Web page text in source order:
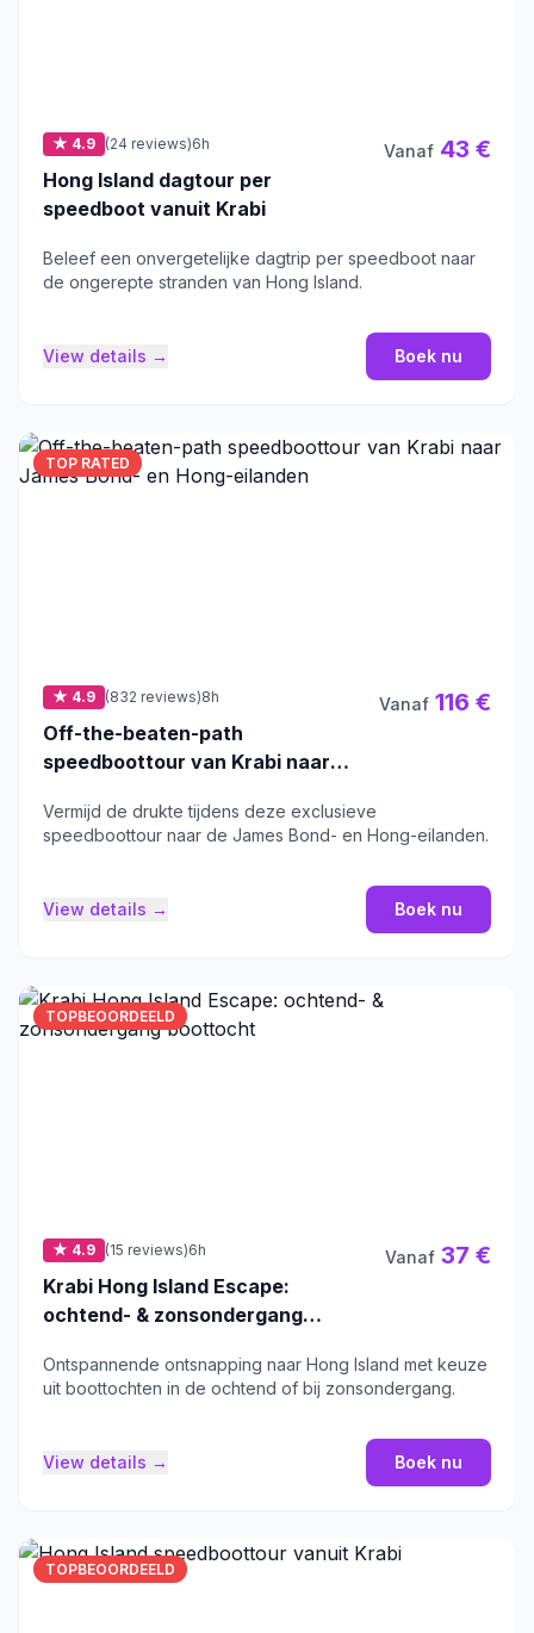
★ 4.9 (24 reviews)6h
Hong Island dagtour per
speedboot vanuit Krabi
Vanaf 43 €
Beleef een onvergetelijke dagtrip per speedboot naar
de ongerepte stranden van Hong Island.
View details → Boek nu
TOP RATED
★ 4.9 (832 reviews)8h
Off-the-beaten-path
speedboottour van Krabi naar
Vanaf 116 €
Vermijd de drukte tijdens deze exclusieve
speedboottour naar de James Bond- en Hong-eilanden.
View details → Boek nu
TOPBEOORDEELD
★ 4.9 (15 reviews)6h
Krabi Hong Island Escape:
ochtend- & zonsondergang
Vanaf 37 €
Ontspannende ontsnapping naar Hong Island met keuze
uit boottochten in de ochtend of bij zonsondergang.
View details → Boek nu
TOPBEOORDEELD